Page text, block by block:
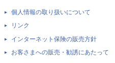
個人情報の取り扱いについて
リンク
インターネット保険の販売方針
お客さまへの販売・勧誘にあたって